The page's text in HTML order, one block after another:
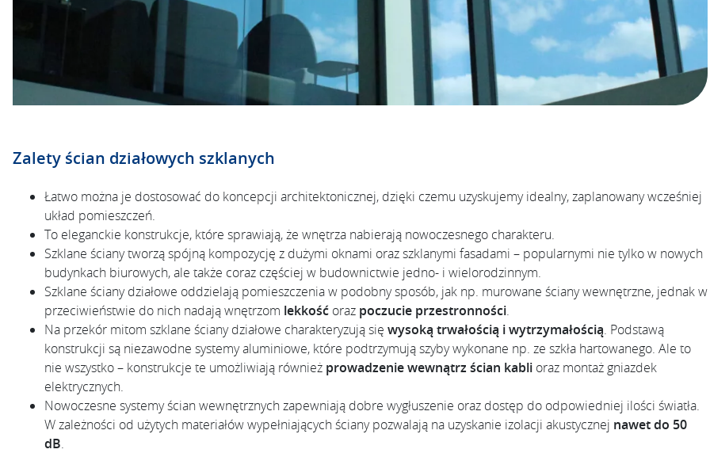
Zalety ścian działowych szklanych
Łatwo można je dostosować do koncepcji architektonicznej, dzięki czemu uzyskujemy idealny, zaplanowany wcześniej
układ pomieszczeń.
To eleganckie konstrukcje, które sprawiają, że wnętrza nabierają nowoczesnego charakteru.
Szklane ściany tworzą spójną kompozycję z dużymi oknami oraz szklanymi fasadami – popularnymi nie tylko w nowych
budynkach biurowych, ale także coraz częściej w budownictwie jedno- i wielorodzinnym.
Szklane ściany działowe oddzielają pomieszczenia w podobny sposób, jak np. murowane ściany wewnętrzne, jednak w
przeciwieństwie do nich nadają wnętrzom lekkość oraz poczucie przestronności.
Na przekór mitom szklane ściany działowe charakteryzują się wysoką trwałością i wytrzymałością. Podstawą
konstrukcji są niezawodne systemy aluminiowe, które podtrzymują szyby wykonane np. ze szkła hartowanego. Ale to
nie wszystko – konstrukcje te umożliwiają również prowadzenie wewnątrz ścian kabli oraz montaż gniazdek
elektrycznych.
Nowoczesne systemy ścian wewnętrznych zapewniają dobre wygłuszenie oraz dostęp do odpowiedniej ilości światła.
W zależności od użytych materiałów wypełniających ściany pozwalają na uzyskanie izolacji akustycznej nawet do 50
dB.